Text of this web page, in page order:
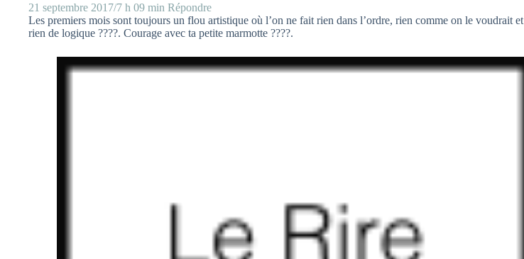
21 septembre 2017/7 h 09 min Répondre
Les premiers mois sont toujours un flou artistique où l’on ne fait rien dans l’ordre, rien comme on le voudrait et
rien de logique ????. Courage avec ta petite marmotte ????.